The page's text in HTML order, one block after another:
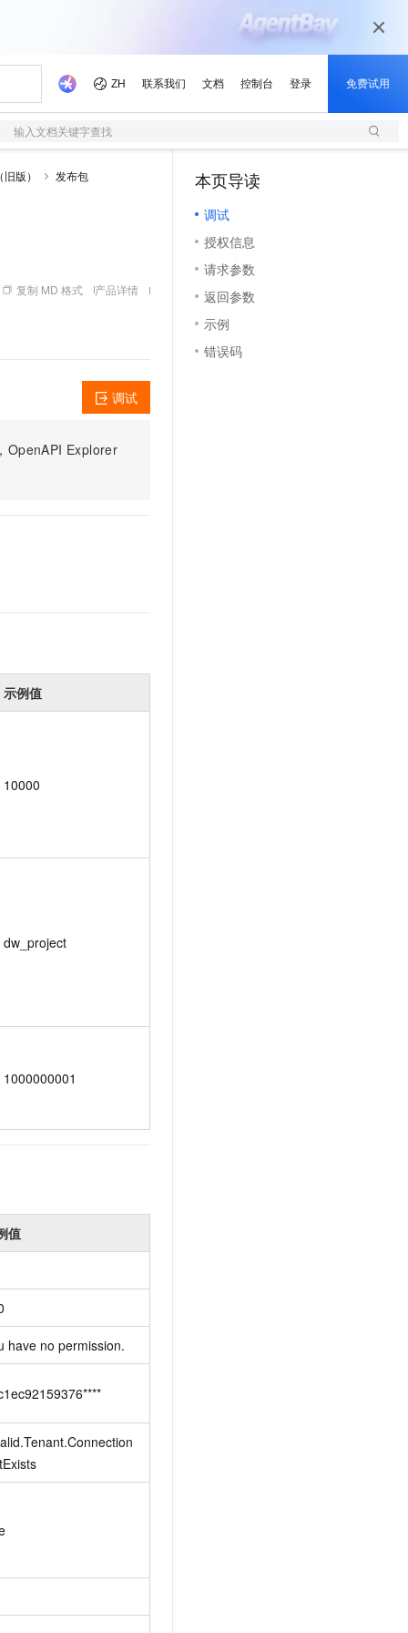
输入文档关键字查找
版）
发布包
复制 MD 格式 产品详情
OpenAPI Explorer
调试
示例值
10000
dw_project
1000000001
值
have no permission.
本页导读
调试
授权信息
请求参数
返回参数
示例
错误码